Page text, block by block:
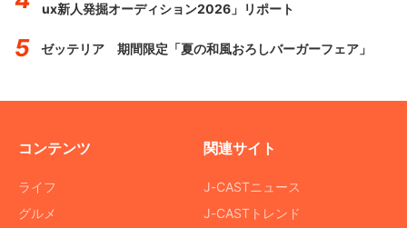
ux新人発掘オーディション2026」リポート
ゼッテリア 期間限定「夏の和風おろしバーガーフェア」
コンテンツ
ライフ
グルメ
関連サイト
J-CASTニュース
J-CASTトレンド